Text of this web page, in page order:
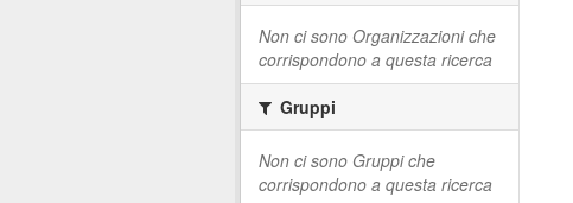
Non ci sono Organizzazioni che
corrispondono a questa ricerca
Gruppi
Non ci sono Gruppi che
corrispondono a questa ricerca